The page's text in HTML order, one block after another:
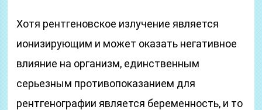
Хотя рентгеновское излучение является
ионизирующим и может оказать негативное
влияние на организм, единственным
серьезным противопоказанием для
рентгенографии является беременность, и то